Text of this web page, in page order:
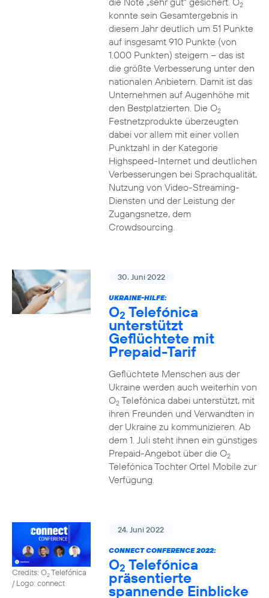
2
konnte sein Gesamtergebnis in
diesem Jahr deutlich um 51 Punkte
auf insgesamt 910 Punkte (von
1.000 Punkten) steigern – das ist
die größte Verbesserung unter den
nationalen Anbietern. Damit ist das
Unternehmen auf Augenhöhe mit
den Bestplatzierten. Die O2
Festnetzprodukte überzeugten
dabei vor allem mit einer vollen
Punktzahl in der Kategorie
Highspeed-Internet und deutlichen
Verbesserungen bei Sprachqualität,
Nutzung von Video-Streaming-
Diensten und der Leistung der
Zugangsnetze, dem
Crowdsourcing.
30. Juni 2022
UKRAINE-HILFE:
O2 Telefónica
unterstützt
Geflüchtete mit
Prepaid-Tarif
Geflüchtete Menschen aus der
Ukraine werden auch weiterhin von
O2Telefónica dabei unterstützt, mit
ihren Freunden und Verwandten in
der Ukraine zu kommunizieren. Ab
dem 1. Juli steht ihnen ein günstiges
Prepaid-Angebot über die O2
Telefónica Tochter Ortel Mobile zur
Verfügung.
Credits: O2Telefónica
/ Logo: connect
24. Juni 2022
CONNECT CONFERENCE 2022:
O2 Telefónica
präsentierte
spannende Einblicke